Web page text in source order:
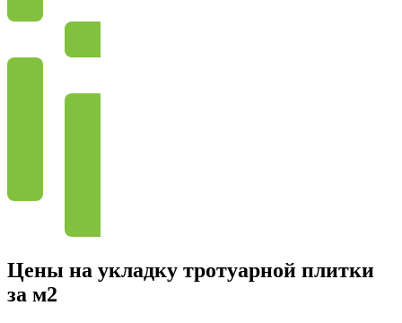
Цены на укладку тротуарной плитки
за м2